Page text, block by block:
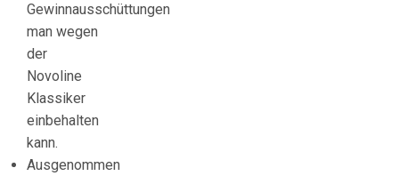
Gewinnausschüttungen
man wegen
der
Novoline
Klassiker
einbehalten
kann.
Ausgenommen